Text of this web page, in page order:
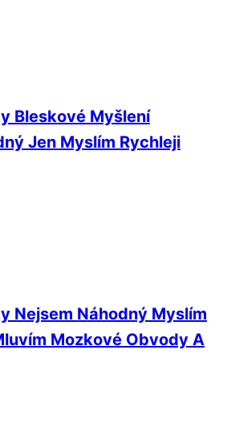
Bleskové Myšlení
Jen Myslím Rychleji
Nejsem Náhodný Myslím
Mozkové Obvody A